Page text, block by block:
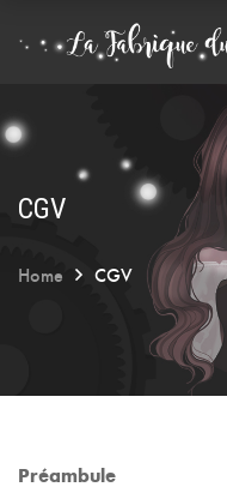
INFOS
A propos
Entretien des bijoux
CGV
Home CGV
Préambule